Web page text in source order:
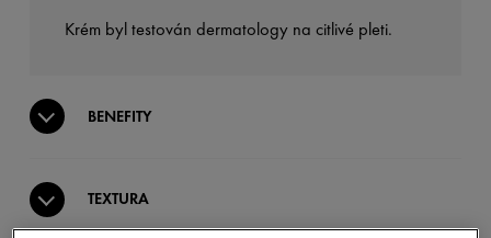
Krém byl testován dermatology na citlivé pleti.
BENEFITY
TEXTURA